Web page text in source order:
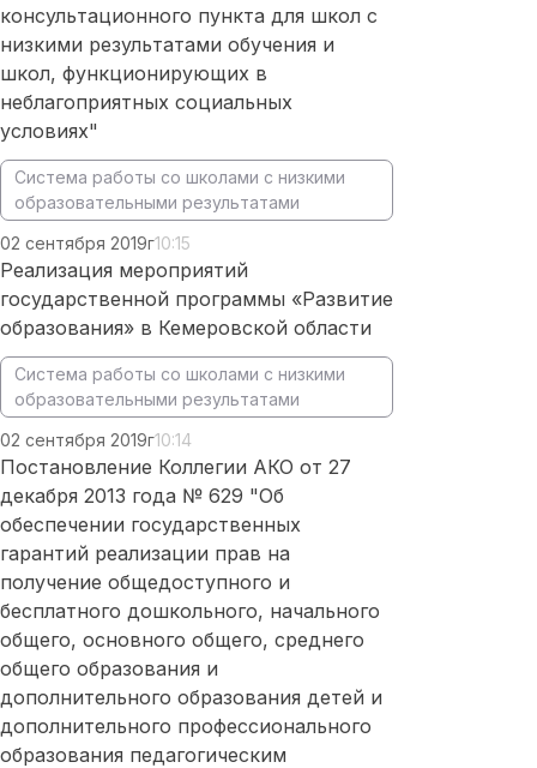
консультационного пункта для школ с
низкими результатами обучения и
школ, функционирующих в
неблагоприятных социальных
условиях"
Система работы со школами с низкими
образовательными результатами
02 сентября 2019г10:15
Реализация мероприятий
государственной программы «Развитие
образования» в Кемеровской области
Система работы со школами с низкими
образовательными результатами
02 сентября 2019г10:14
Постановление Коллегии АКО от 27
декабря 2013 года № 629 "Об
обеспечении государственных
гарантий реализации прав на
получение общедоступного и
бесплатного дошкольного, начального
общего, основного общего, среднего
общего образования и
дополнительного образования детей и
дополнительного профессионального
образования педагогическим